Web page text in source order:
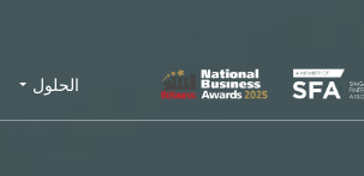
الحلول